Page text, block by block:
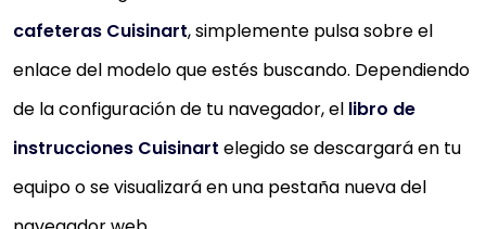
cafeteras Cuisinart, simplemente pulsa sobre el
enlace del modelo que estés buscando. Dependiendo
de la configuración de tu navegador, el libro de
instrucciones Cuisinart elegido se descargará en tu
equipo o se visualizará en una pestaña nueva del